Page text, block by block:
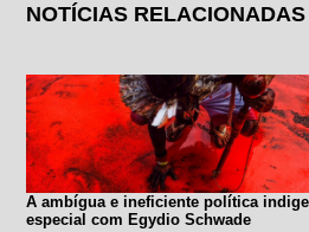
NOTÍCIAS RELACIONADAS
A ambígua e ineficiente política
especial com Egydio Schwade